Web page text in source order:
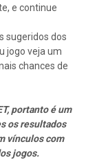
e continue
sugeridos dos
jogo veja um
chances de
portanto é um
os resultados
vínculos com
jogos.